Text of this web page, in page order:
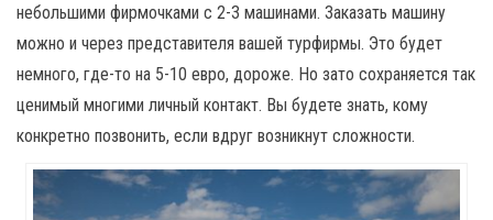
небольшими фирмочками с 2-3 машинами. Заказать машину
можно и через представителя вашей турфирмы. Это будет
немного, где-то на 5-10 евро, дороже. Но зато сохраняется так
ценимый многими личный контакт. Вы будете знать, кому
конкретно позвонить, если вдруг возникнут сложности.